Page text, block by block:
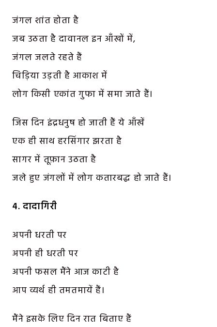
जंगल शांत होता है
जब उठता है दावानल इन आँखों में,
जंगल जलते रहते हैं
चिड़िया उड़ती है आकाश में
लोग किसी एकांत गुफा में समा जाते हैं।
जिस दिन इंद्रधनुष हो जाती हैं ये आँखें
एक ही साथ हरसिंगार झरता है
सागर में तूफ़ान उठता है
जले हुए जंगलों में लोग कतारबद्ध हो जाते हैं।
४. दादागिरी
अपनी धरती पर
अपनी ही धरती पर
अपनी फसल मैंने आज काटी है
आप व्यर्थ ही तमतमायें हैं।
मैंने इसके लिए दिन रात बिताए हैं